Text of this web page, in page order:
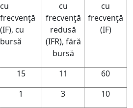
cu
frecvenţă
(IF), cu
bursă
cu
frecvenţă
redusă
(IFR), fără
bursă
cu
frecvenţă
(IF)
15 11
60
1 3
10